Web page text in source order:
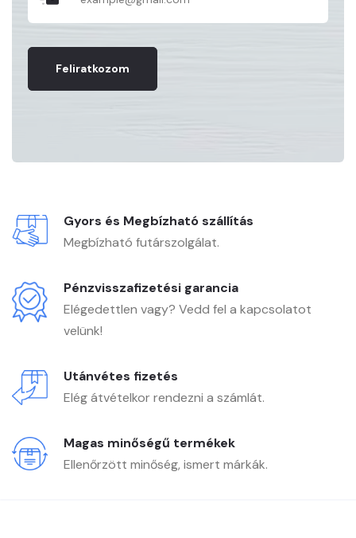
Feliratkozom
Gyors és Megbízható szállítás
Megbízható futárszolgálat.
Pénzvisszafizetési garancia
Elégedettlen vagy? Vedd fel a kapcsolatot
velünk!
Utánvétes fizetés
Elég átvételkor rendezni a számlát.
Magas minőségű termékek
Ellenőrzött minőség, ismert márkák.